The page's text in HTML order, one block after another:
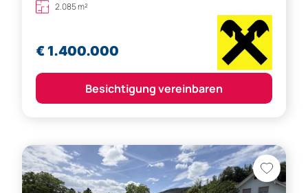
2.085 m²
€ 1.400.000
Besichtigung vereinbaren